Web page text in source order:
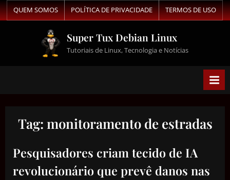
QUEM SOMOS POLÍTICA DE PRIVACIDADE TERMOS DE USO
Super Tux Debian Linux
Tutoriais de Linux, Tecnologia e Notícias
Tag: monitoramento de estradas
Pesquisadores criam tecido de IA
revolucionário que prevê danos nas